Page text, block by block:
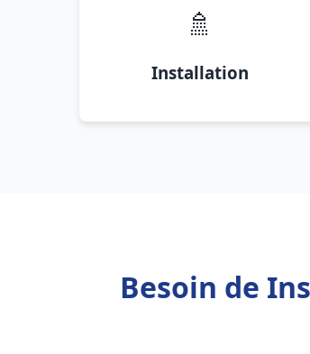
🚿
Installation
Besoin de